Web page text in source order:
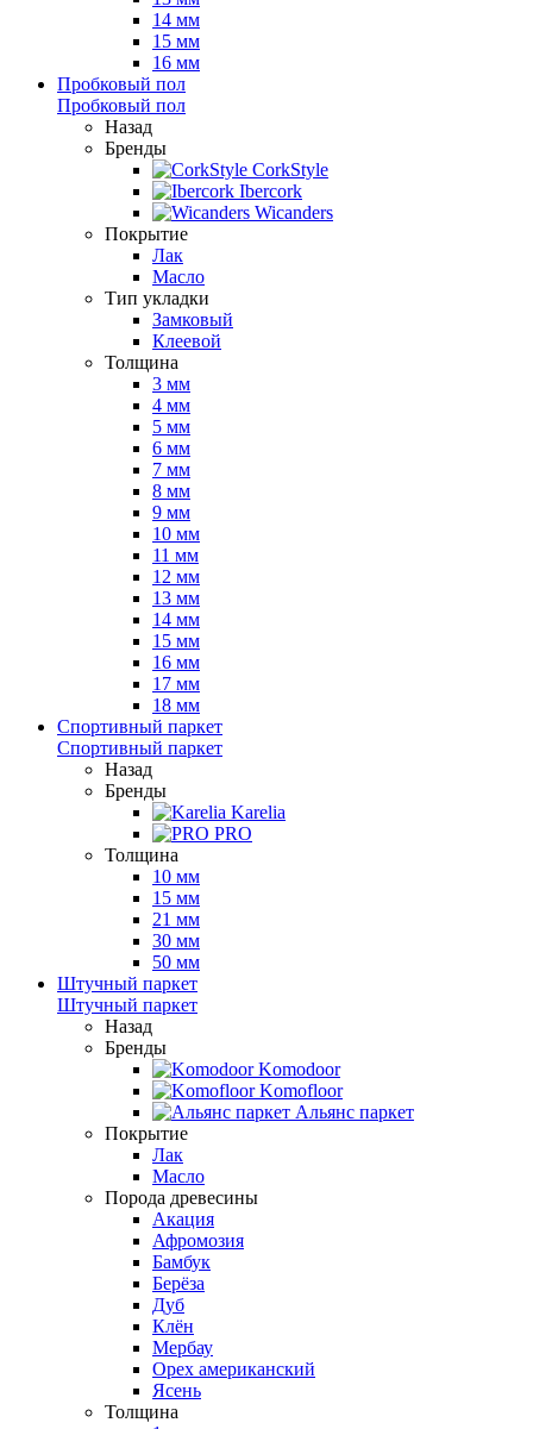
14 мм
15 мм
16 мм
Пробковый пол
Пробковый пол
Назад
Бренды
CorkStyle
Ibercork
Wicanders
Покрытие
Лак
Масло
Тип укладки
Замковый
Клеевой
Толщина
3 мм
4 мм
5 мм
6 мм
7 мм
8 мм
9 мм
10 мм
11 мм
12 мм
13 мм
14 мм
15 мм
16 мм
17 мм
18 мм
Спортивный паркет
Спортивный паркет
Назад
Бренды
Karelia
PRO
Толщина
10 мм
15 мм
21 мм
30 мм
50 мм
Штучный паркет
Штучный паркет
Назад
Бренды
Komodoor
Komofloor
Альянс паркет
Покрытие
Лак
Масло
Порода древесины
Акация
Афромозия
Бамбук
Берёза
Дуб
Клён
Мербау
Орех американский
Ясень
Толщина